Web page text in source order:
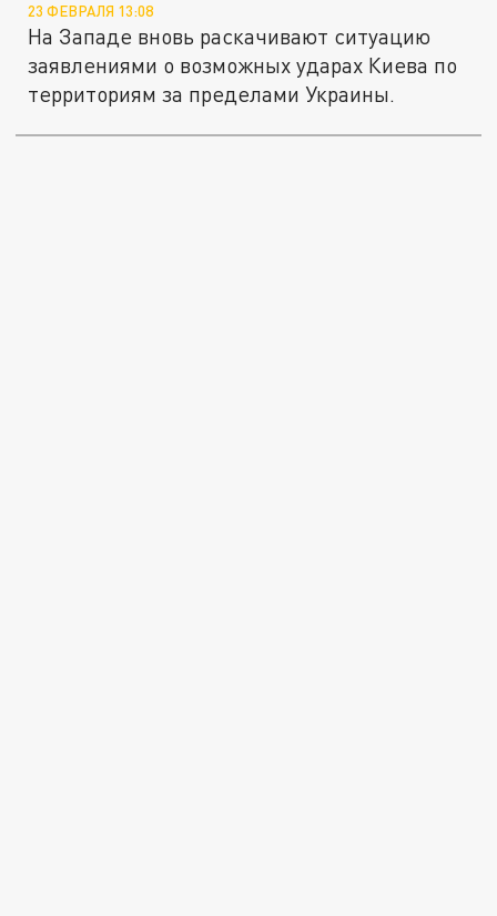
23 ФЕВРАЛЯ 13:08
На Западе вновь раскачивают ситуацию
заявлениями о возможных ударах Киева по
территориям за пределами Украины.